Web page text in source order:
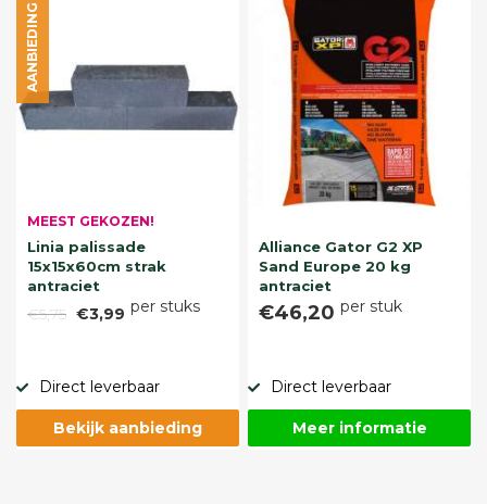
MEEST GEKOZEN!
Linia palissade
15x15x60cm strak
antraciet
€5,75 €3,99 per stuks
AANBIEDING
Direct leverbaar
Bekijk aanbieding
Alliance Gator G2 XP
Sand Europe 20 kg
antraciet
€46,20 per stuk
Direct leverbaar
Meer informatie